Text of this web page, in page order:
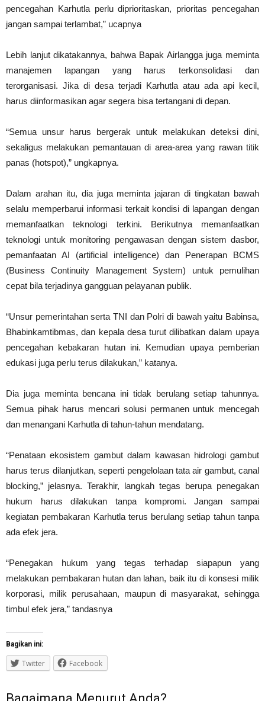
pencegahan Karhutla perlu diprioritaskan, prioritas pencegahan
jangan sampai terlambat,” ucapnya
Lebih lanjut dikatakannya, bahwa Bapak Airlangga juga meminta
manajemen lapangan yang harus terkonsolidasi dan
terorganisasi. Jika di desa terjadi Karhutla atau ada api kecil,
harus diinformasikan agar segera bisa tertangani di depan.
“Semua unsur harus bergerak untuk melakukan deteksi dini,
sekaligus melakukan pemantauan di area-area yang rawan titik
panas (hotspot),” ungkapnya.
Dalam arahan itu, dia juga meminta jajaran di tingkatan bawah
selalu memperbarui informasi terkait kondisi di lapangan dengan
memanfaatkan teknologi terkini. Berikutnya memanfaatkan
teknologi untuk monitoring pengawasan dengan sistem dasbor,
pemanfaatan AI (artificial intelligence) dan Penerapan BCMS
(Business Continuity Management System) untuk pemulihan
cepat bila terjadinya gangguan pelayanan publik.
“Unsur pemerintahan serta TNI dan Polri di bawah yaitu Babinsa,
Bhabinkamtibmas, dan kepala desa turut dilibatkan dalam upaya
pencegahan kebakaran hutan ini. Kemudian upaya pemberian
edukasi juga perlu terus dilakukan,” katanya.
Dia juga meminta bencana ini tidak berulang setiap tahunnya.
Semua pihak harus mencari solusi permanen untuk mencegah
dan menangani Karhutla di tahun-tahun mendatang.
“Penataan ekosistem gambut dalam kawasan hidrologi gambut
harus terus dilanjutkan, seperti pengelolaan tata air gambut, canal
blocking,” jelasnya. Terakhir, langkah tegas berupa penegakan
hukum harus dilakukan tanpa kompromi. Jangan sampai
kegiatan pembakaran Karhutla terus berulang setiap tahun tanpa
ada efek jera.
“Penegakan hukum yang tegas terhadap siapapun yang
melakukan pembakaran hutan dan lahan, baik itu di konsesi milik
korporasi, milik perusahaan, maupun di masyarakat, sehingga
timbul efek jera,” tandasnya
Bagikan ini:
Twitter Facebook